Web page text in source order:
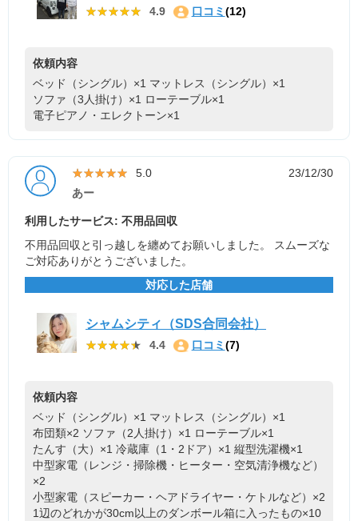
★★★★★
★★★★★ 4.9 口コミ (12)
依頼内容
ベッド（シングル）×1 マットレス（シングル）×1
ソファ（3人掛け）×1 ローテーブル×1
電子ピアノ・エレクトーン×1
★★★★★
★★★★★ 5.0
23/12/30
あー
利用したサービス: 不用品回収
不用品回収と引っ越しを纏めてお願いしました。 スムーズな
ご対応ありがとうございました。
対応した店舗
シャムシティ（SDS合同会社）
★★★★★
★★★★★ 4.4 口コミ (7)
依頼内容
ベッド（シングル）×1 マットレス（シングル）×1
布団類×2 ソファ（2人掛け）×1 ローテーブル×1
たんす（大）×1 冷蔵庫（1・2ドア）×1 縦型洗濯機×1
中型家電（レンジ・掃除機・ヒーター・空気清浄機など）
×2
小型家電（スピーカー・ヘアドライヤー・ケトルなど）×2
1辺のどれかが30cm以上のダンボール箱に入ったもの×10